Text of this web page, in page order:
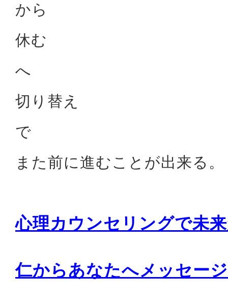
から
休む
へ
切り替え
で
また前に進むことが出来る。
心理カウンセリングで未
仁からあなたへメッセージ